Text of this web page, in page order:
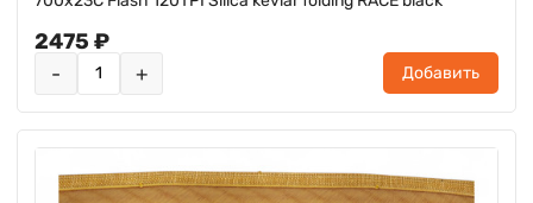
2475 ₽
- + Добавить